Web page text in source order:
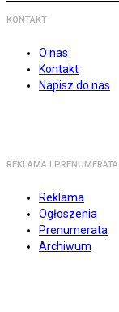
KONTAKT
O nas
Kontakt
Napisz do nas
REKLAMA I PRENUMERATA
Reklama
Ogłoszenia
Prenumerata
Archiwum